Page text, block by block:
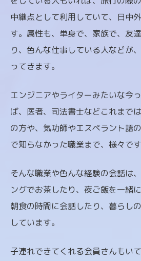
中継点として利用していて、日中
す。属性も、単身で、家族で、友
り、色んな仕事している人などが
ってきます。
エンジニアやライターみたいな今
ば、医者、司法書士などこれまで
の方や、気功師やエスペラント語
で知らなかった職業まで、様々です
そんな職業や色んな経験の会話は
ングでお茶したり、夜ご飯を一緒
朝食の時間に会話したり、暮らし
しています。
子連れできてくれる会員さんもい